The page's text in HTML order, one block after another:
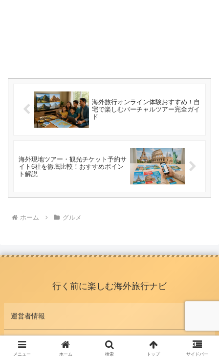
海外旅行オンライン体験おすすめ！自
宅で楽しむバーチャルツアー完全ガイ
ド
海外現地ツアー・観光チケット予約サ
イト6社を徹底比較！おすすめポイン
ト解説
ホーム グルメ
行く前に楽しむ海外旅行ナビ
運営者情報
サイトマップ
メニュー ホーム 検索 トップ サイドバー